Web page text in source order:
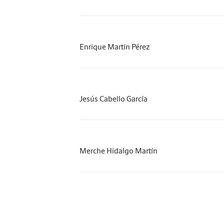
Enrique Martín Pérez
Jesús Cabello García
Merche Hidalgo Martín